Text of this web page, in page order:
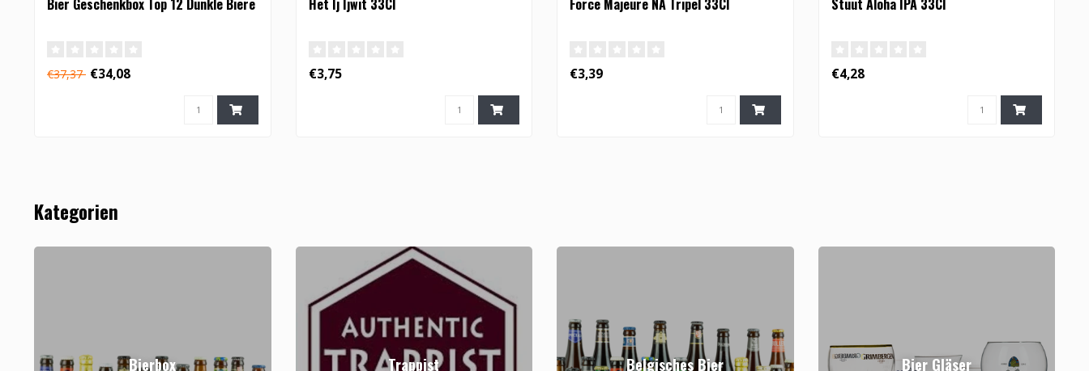
Bier Geschenkbox Top 12 Dunkle Biere
€37,37 €34,08
Het Ij Ijwit 33Cl
€3,75
Force Majeure NA Tripel 33Cl
€3,39
Stuut Aloha IPA 33Cl
€4,28
Kategorien
Bierbox Trappist Belgisches Bier Bier Gläser